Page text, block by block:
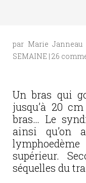
par Marie Janneau
SEMAINE | 26
Un bras qui
jusqu’à 20
bras… Le
ainsi qu’on
supérieur.
séquelles du